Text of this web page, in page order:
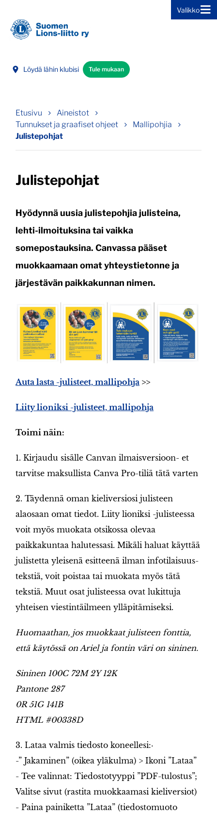
Valikko
Löydä lähin klubisi Tule mukaan
Etusivu
Aineistot
Tunnukset ja graafiset ohjeet
Mallipohjia
Julistepohjat
Julistepohjat
Hyödynnä uusia julistepohjia julisteina,
lehti-ilmoituksina tai vaikka
somepostauksina. Canvassa pääset
muokkaamaan omat yhteystietonne ja
järjestävän paikkakunnan nimen.
Auta lasta -julisteet, mallipohja >>
Liity lioniksi -julisteet, mallipohja
Toimi näin:
1. Kirjaudu sisälle Canvan ilmaisversioon- et
tarvitse maksullista Canva Pro-tiliä tätä varten
2. Täydennä oman kieliversiosi julisteen
alaosaan omat tiedot. Liity lioniksi -julisteessa
voit myös muokata otsikossa olevaa
paikkakuntaa halutessasi. Mikäli haluat käyttää
julistetta yleisenä esitteenä ilman infotilaisuus-
tekstiä, voit poistaa tai muokata myös tätä
tekstiä. Muut osat julisteessa ovat lukittuja
yhteisen viestintäilmeen ylläpitämiseksi.
Huomaathan, jos muokkaat julisteen fonttia,
että käytössä on Ariel ja fontin väri on sininen.
Sininen 100C 72M 2Y 12K
Pantone 287
0R 51G 141B
HTML #00338D
3. Lataa valmis tiedosto koneellesi:·
-” Jakaminen” (oikea yläkulma) > Ikoni ”Lataa”
- Tee valinnat: Tiedostotyyppi ”PDF-tulostus”;
Valitse sivut (rastita muokkaamasi kieliversiot)
- Paina painiketta ”Lataa” (tiedostomuoto